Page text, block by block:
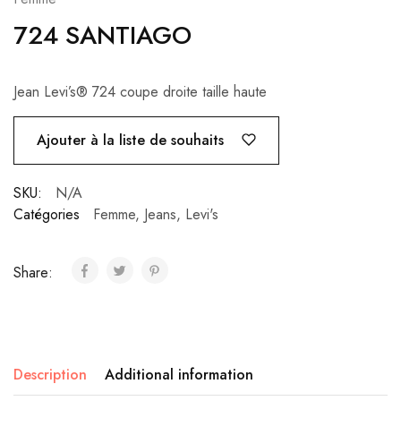
724 SANTIAGO
Jean Levi’s® 724 coupe droite taille haute
Ajouter à la liste de souhaits
SKU:
N/A
Catégories
Femme, Jeans, Levi's
Share:
Description Additional information